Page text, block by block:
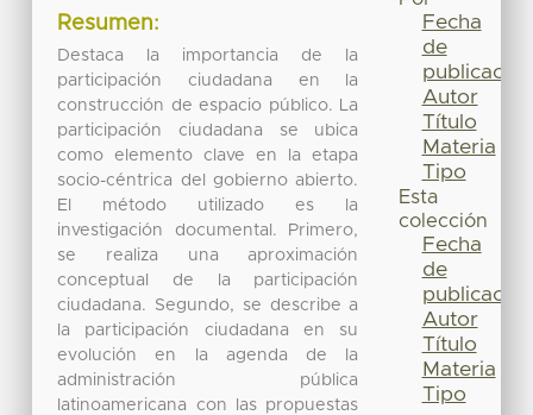
Resumen:
Destaca la importancia de la
participación ciudadana en la
construcción de espacio público. La
participación ciudadana se ubica
como elemento clave en la etapa
socio-céntrica del gobierno abierto.
El método utilizado es la
investigación documental. Primero,
se realiza una aproximación
conceptual de la participación
ciudadana. Segundo, se describe a
la participación ciudadana en su
evolución en la agenda de la
administración pública
latinoamericana con las propuestas
Fecha
de
publicación
Autor
Título
Materia
Tipo
Esta
colección
Fecha
de
publicación
Autor
Título
Materia
Tipo